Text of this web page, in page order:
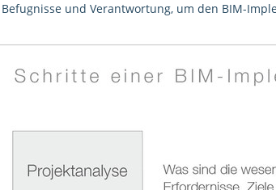
und Verantwortung, um den BIM-